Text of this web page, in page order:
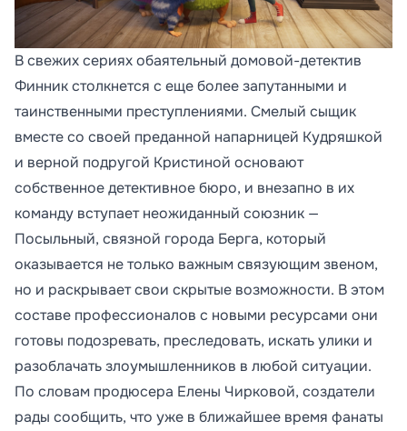
В свежих сериях обаятельный домовой-детектив
Финник столкнется с еще более запутанными и
таинственными преступлениями. Смелый сыщик
вместе со своей преданной напарницей Кудряшкой
и верной подругой Кристиной основают
собственное детективное бюро, и внезапно в их
команду вступает неожиданный союзник —
Посыльный, связной города Берга, который
оказывается не только важным связующим звеном,
но и раскрывает свои скрытые возможности. В этом
составе профессионалов с новыми ресурсами они
готовы подозревать, преследовать, искать улики и
разоблачать злоумышленников в любой ситуации.
По словам продюсера Елены Чирковой, создатели
рады сообщить, что уже в ближайшее время фанаты